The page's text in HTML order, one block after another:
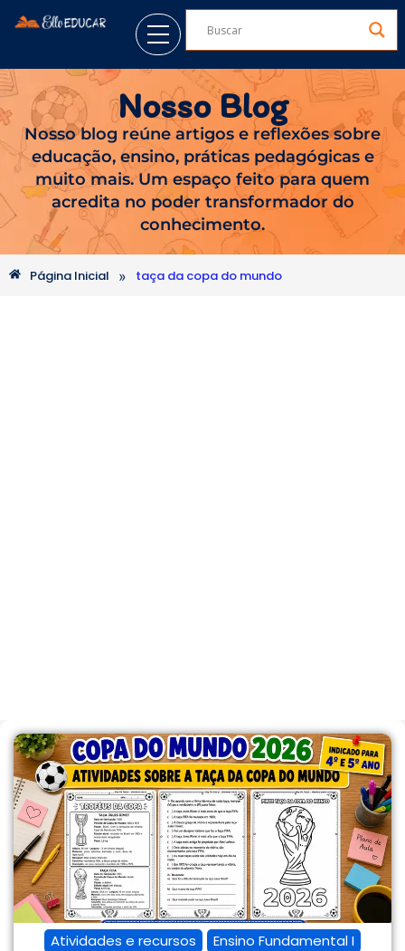
Nosso Blog
Nosso blog reúne artigos e reflexões sobre
educação, ensino, práticas pedagógicas e
muito mais. Um espaço feito para quem
acredita no poder transformador do
conhecimento.
Página Inicial » taça da copa do mundo
Atividades e recursos Ensino Fundamental I